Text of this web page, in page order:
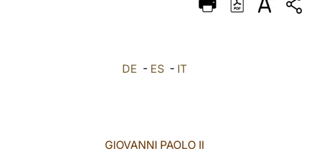
DE - ES - IT
GIOVANNI PAOLO II